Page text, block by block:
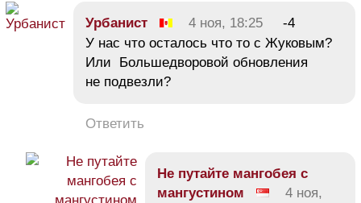
Урбанист 4 ноя, 18:25
-4
У нас что осталось что то с Жуковым?
Или Большедворовой обновления
не подвезли?
Ответить
Не путайте мангобея с
мангустином
4 ноя,